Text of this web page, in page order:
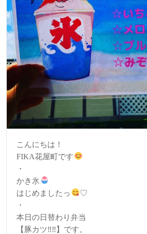
こんにちは！
FIKA花屋町です
・
かき氷
はじめましたっ
♡
・
本日の日替わり弁当
【豚カツ‼︎‼︎】です。